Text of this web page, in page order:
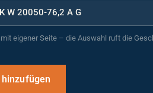
eigener Seite – die Auswahl ruft die